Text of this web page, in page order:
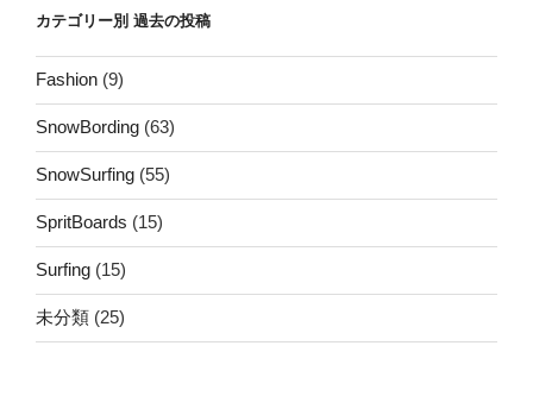
ビ
ー
シ
ョ
ン
カテゴリー別 過去の投稿
Fashion (9)
SnowBording (63)
SnowSurfing (55)
SpritBoards (15)
Surfing (15)
未分類 (25)